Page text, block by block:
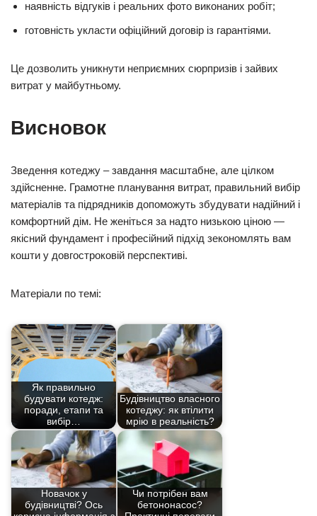
наявність відгуків і реальних фото виконаних робіт;
готовність укласти офіційний договір із гарантіями.
Це дозволить уникнути неприємних сюрпризів і зайвих
витрат у майбутньому.
Висновок
Зведення котеджу – завдання масштабне, але цілком
здійсненне. Грамотне планування витрат, правильний вибір
матеріалів та підрядників допоможуть збудувати надійний і
комфортний дім. Не женіться за надто низькою ціною —
якісний фундамент і професійний підхід зекономлять вам
кошти у довгостроковій перспективі.
Матеріали по темі:
Як правильно
будувати котедж:
поради, етапи та
вибір…
Будівництво власного
котеджу: як втілити
мрію в реальність?
Новачок у
будівництві? Ось
Чи потрібен вам
бетононасос?